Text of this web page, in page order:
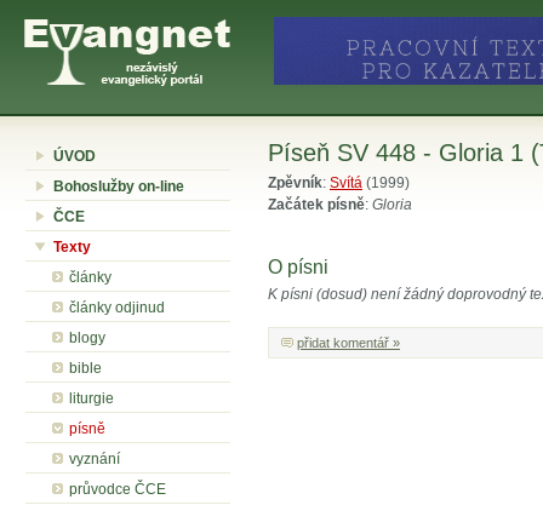
ÚVOD
Bohoslužby on-line
ČCE
Texty
články
články odjinud
blogy
bible
liturgie
písně
vyznání
průvodce ČCE
Píseň SV 448 - Gloria 1
Zpěvník: Svítá (1999)
Začátek písně: Gloria
O písni
K písni (dosud) není žádný doprovodný
přidat komentář »